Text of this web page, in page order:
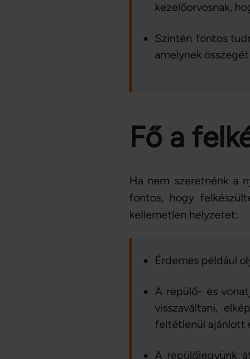
kezelőorvosnak,
Szintén fontos
amelynek
Fő a
Ha nem szeretnénk a
fontos, hogy
kellemetlen helyzetet:
Érdemes például
A repülő- és
visszaváltani,
feltétlenül ajánlott
A repülőjegyünk